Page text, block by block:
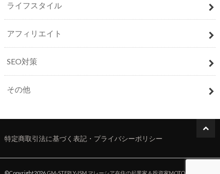
ライフスタイル
アフィリエイト
SEO対策
その他
特定商取引法に基づく表記・プライバシーポリシー